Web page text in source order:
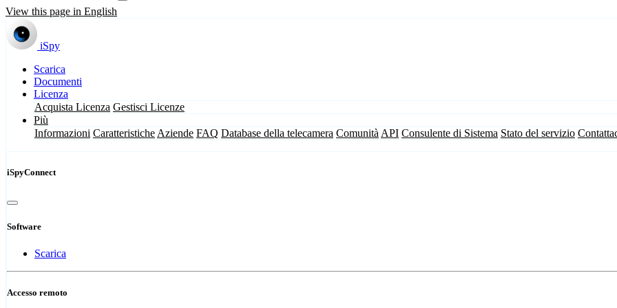
View this page in English
iSpy
Scarica
Documenti
Licenza
Acquista Licenza Gestisci Licenze
Più
Informazioni Caratteristiche Aziende FAQ Database della telecamera Comunità API Consulente di Sistema Stato del servizio
iSpyConnect
Software
Scarica
Accesso remoto